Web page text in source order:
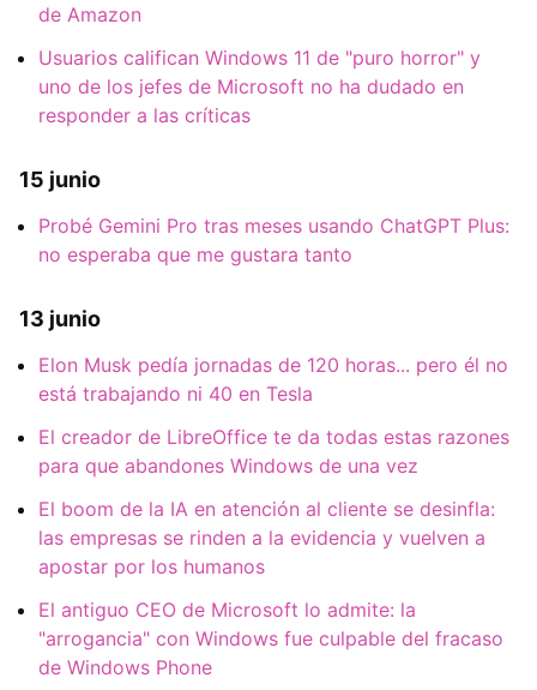
de Amazon
Usuarios califican Windows 11 de "puro horror" y
uno de los jefes de Microsoft no ha dudado en
responder a las críticas
15 junio
Probé Gemini Pro tras meses usando ChatGPT Plus:
no esperaba que me gustara tanto
13 junio
Elon Musk pedía jornadas de 120 horas... pero él no
está trabajando ni 40 en Tesla
El creador de LibreOffice te da todas estas razones
para que abandones Windows de una vez
El boom de la IA en atención al cliente se desinfla:
las empresas se rinden a la evidencia y vuelven a
apostar por los humanos
El antiguo CEO de Microsoft lo admite: la
"arrogancia" con Windows fue culpable del fracaso
de Windows Phone